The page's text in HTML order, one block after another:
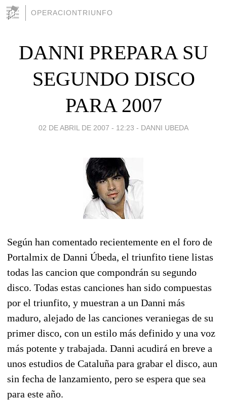
OPERACIONTRIUNFO
DANNI PREPARA SU
SEGUNDO DISCO
PARA 2007
02 DE ABRIL DE 2007 - 12:23 - DANNI UBEDA
Según han comentado recientemente en el foro de
Portalmix de Danni Úbeda, el triunfito tiene listas
todas las cancion que compondrán su segundo
disco. Todas estas canciones han sido compuestas
por el triunfito, y muestran a un Danni más
maduro, alejado de las canciones veraniegas de su
primer disco, con un estilo más definido y una voz
más potente y trabajada. Danni acudirá en breve a
unos estudios de Cataluña para grabar el disco, aun
sin fecha de lanzamiento, pero se espera que sea
para este año.